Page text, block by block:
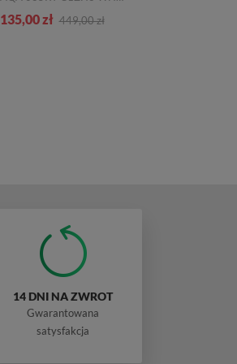
135,00 zł 449,00 zł
14 DNI NA ZWROT
Gwarantowana
satysfakcja